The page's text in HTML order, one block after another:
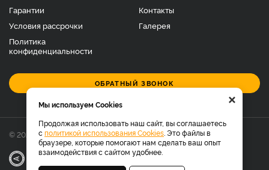
Гарантии
Условия рассрочки
Политика
конфиденциальности
Контакты
Галерея
ОБРАТНЫЙ ЗВОНОК
© 2026 Фирменный магазин багажников LUX.
Разработка|
×
Мы используем Cookies
Продолжая использовать наш сайт, вы соглашаетесь
с политикой использования Cookies . Это файлы в
браузере, которые помогают нам сделать ваш опыт
взаимодействия с сайтом удобнее.